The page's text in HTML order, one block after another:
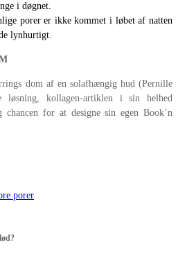
i døgnet.
porer er ikke kommet i løbet af natten
lynhurtigt.
dom af en solafhængig hud (Pernille
løsning, kollagen-artiklen i sin helhed
for at designe sin egen Book’n
porer